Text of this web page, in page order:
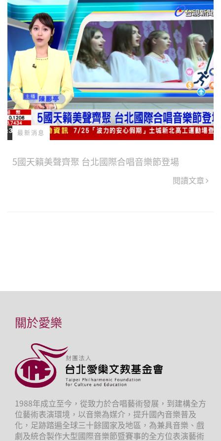
最新消息
5國天籟美聲齊聚 台北國際合唱音樂節登場
閱讀文章
關於愛樂
1988年成立至今，從致力於合唱藝術發展，到建構全方
位藝術表演環境，以音樂為媒介，提升國內音樂普及
化，足跡踏遍全球三十餘國家及地區，為兼具音樂、戲
劇及統合製作大型國際音樂節暨賽事的全方位表演藝術